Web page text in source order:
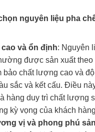
nguyên liệu pha
và ổn định: Nguyên
được sản xuất theo
bảo chất lượng cao và
sắc và kết cấu. Điều
hàng duy trì chất lượng
kỳ vọng của khách
vị và phong phú